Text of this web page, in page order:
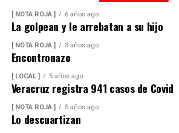
[ NOTA ROJA ] 6 años ago
La golpean y le arrebatan a su hijo
[ NOTA ROJA ] 3 años ago
Encontronazo
[ LOCAL ] 5 años ago
Veracruz registra 941 casos de Covid
[ NOTA ROJA ] 5 años ago
Lo descuartizan